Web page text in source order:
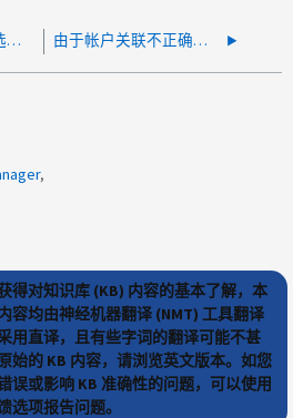
在BlueXP中加载卷选项卡需要很长时间 由于帐户关联不正确，我们发现失败
得对知识库 (KB) 内容的基本了解，本
容均由神经机器翻译 (NMT) 工具翻译
用直译，且有些字词的翻译可能不甚
始的 KB 内容，请浏览英文版本。如您
误或影响 KB 准确性的问题，可以使用
选项报告问题。